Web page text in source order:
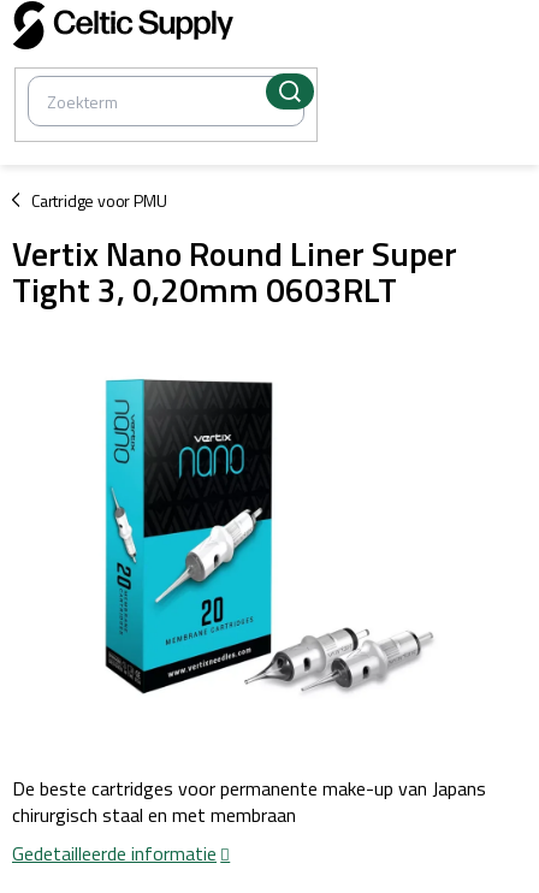
Overslaan
naar
inhoud
Cartridge voor PMU
/
Vertix Nano Round Liner Super
Tight 3, 0,20mm 0603RLT
De beste cartridges voor permanente make-up van Japans
chirurgisch staal en met membraan
Gedetailleerde informatie